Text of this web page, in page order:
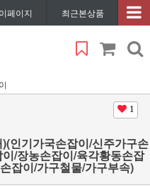
페이지 최근본상품
1
인기가국손잡이/신주가구손
/장농손잡이/육각황동손잡
잡이/가구철물/가구부속)